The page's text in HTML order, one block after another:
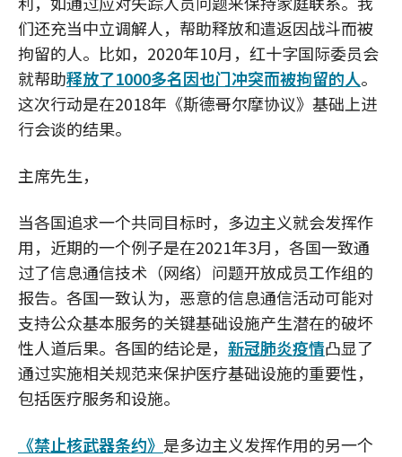
们还充当中立调解人，帮助释放和遣返因战斗而被
拘留的人。比如，2020年10月，红十字国际委员会
就帮助释放了1000多名因也门冲突而被拘留的人。
这次行动是在2018年《斯德哥尔摩协议》基础上进
行会谈的结果。
主席先生，
当各国追求一个共同目标时，多边主义就会发挥作
用，近期的一个例子是在2021年3月，各国一致通
过了信息通信技术（网络）问题开放成员工作组的
报告。各国一致认为，恶意的信息通信活动可能对
支持公众基本服务的关键基础设施产生潜在的破坏
性人道后果。各国的结论是， 新冠肺炎疫情凸显了
通过实施相关规范来保护医疗基础设施的重要性，
包括医疗服务和设施。
《禁止核武器条约》 是多边主义发挥作用的另一个